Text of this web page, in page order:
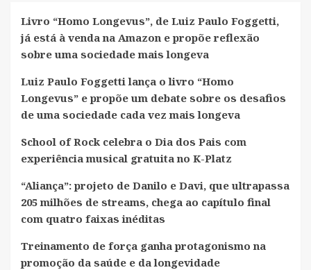
Livro “Homo Longevus”, de Luiz Paulo Foggetti,
já está à venda na Amazon e propõe reflexão
sobre uma sociedade mais longeva
Luiz Paulo Foggetti lança o livro “Homo
Longevus” e propõe um debate sobre os desafios
de uma sociedade cada vez mais longeva
School of Rock celebra o Dia dos Pais com
experiência musical gratuita no K-Platz
“Aliança”: projeto de Danilo e Davi, que ultrapassa
205 milhões de streams, chega ao capítulo final
com quatro faixas inéditas
Treinamento de força ganha protagonismo na
promoção da saúde e da longevidade